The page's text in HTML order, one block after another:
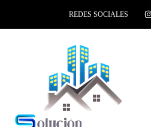
REDES SOCIALES